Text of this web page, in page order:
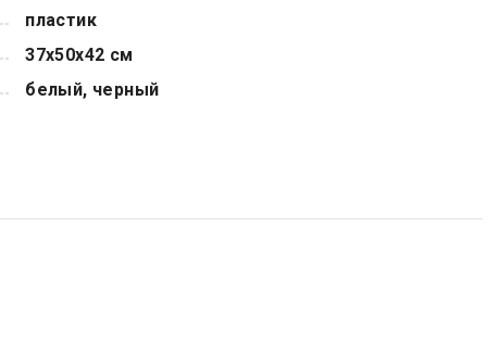
пластик
37x50x42 см
белый, черный